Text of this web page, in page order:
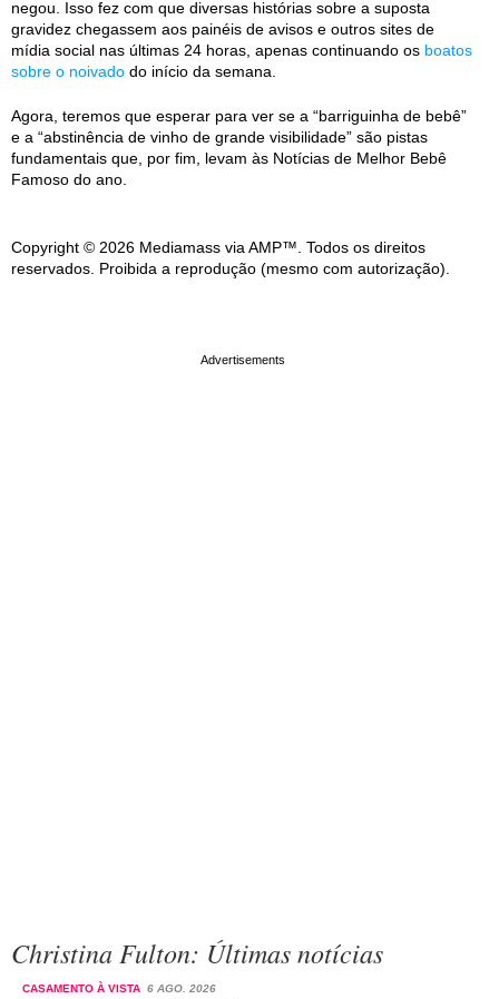
negou. Isso fez com que diversas histórias sobre a suposta
gravidez chegassem aos painéis de avisos e outros sites de
mídia social nas últimas 24 horas, apenas continuando os boatos
sobre o noivado do início da semana.
Agora, teremos que esperar para ver se a “barriguinha de bebê”
e a “abstinência de vinho de grande visibilidade” são pistas
fundamentais que, por fim, levam às Notícias de Melhor Bebê
Famoso do ano.
Copyright © 2026 Mediamass via AMP™. Todos os direitos
reservados. Proibida a reprodução (mesmo com autorização).
Christina Fulton: Últimas notícias
CASAMENTO À VISTA 6 AGO. 2026